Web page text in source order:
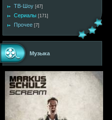
ТВ-Шоу [47]
Сериалы [171]
Прочее [7]
Музыка